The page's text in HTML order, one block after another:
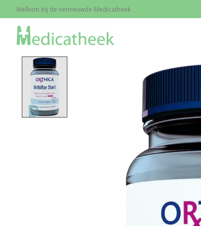
Welkom bij de vernieuwde Medicatheek
Home
Product image slideshow